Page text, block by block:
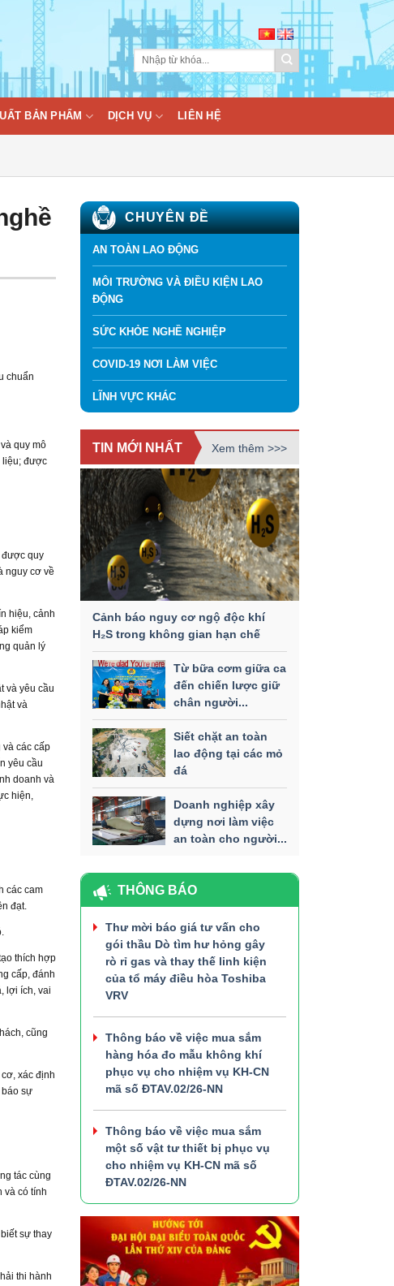
BẢN PHẨM DỊCH VỤ LIÊN HỆ
chuẩn
quy mô
liệu; được
được quy
nguy cơ về
hiệu, cảnh
kiểm
quản lý
và yêu cầu
và
và các cấp
yêu cầu
doanh và
hiện,
các cam
đạt.
thích hợp
cấp, đánh
lợi ích, vai
cũng
xác định
báo sự
tác cùng
và có tính
sự thay
thi hành
CHUYÊN ĐỀ
AN TOÀN LAO ĐỘNG
MÔI TRƯỜNG VÀ ĐIỀU KIỆN LAO
ĐỘNG
SỨC KHỎE NGHỀ NGHIỆP
COVID-19 NƠI LÀM VIỆC
LĨNH VỰC KHÁC
TIN MỚI NHẤT Xem thêm >>>
Cảnh báo nguy cơ ngộ độc khí
H₂S trong không gian hạn chế
Từ bữa cơm giữa ca
đến chiến lược giữ
chân người...
Siết chặt an toàn
lao động tại các mỏ
đá
Doanh nghiệp xây
dựng nơi làm việc
an toàn cho người...
THÔNG BÁO
Thư mời báo giá tư vấn cho
gói thầu Dò tìm hư hỏng gây
rò rỉ gas và thay thế linh kiện
của tổ máy điều hòa Toshiba
VRV
Thông báo về việc mua sắm
hàng hóa đo mẫu không khí
phục vụ cho nhiệm vụ KH-CN
mã số ĐTAV.02/26-NN
Thông báo về việc mua sắm
một số vật tư thiết bị phục vụ
cho nhiệm vụ KH-CN mã số
ĐTAV.02/26-NN